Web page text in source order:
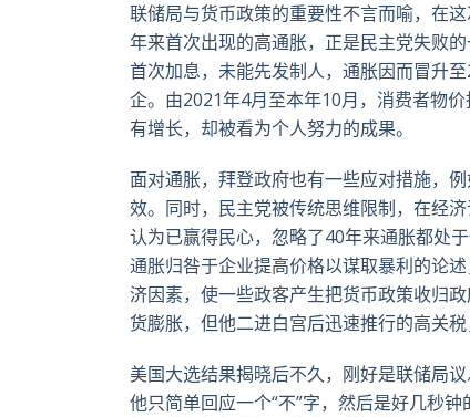
联储局与货币政策的重要性不言而喻，在
年来首次出现的高通胀，正是民主党失败
首次加息，未能先发制人，通胀因而冒升
企。由2021年4月至本年10月，消费者物
有增长，却被看为个人努力的成果。
面对通胀，拜登政府也有一些应对措施，
效。同时，民主党被传统思维限制，在经
认为已赢得民心，忽略了40年来通胀都处
通胀归咎于企业提高价格以谋取暴利的论
济因素，使一些政客产生把货币政策收归
货膨胀，但他二进白宫后迅速推行的高关税
美国大选结果揭晓后不久，刚好是联储局
他只简单回应一个“不”字，然后是好几秒